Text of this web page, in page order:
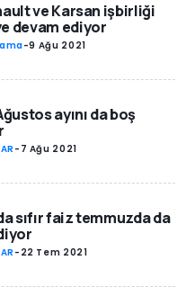
ve Karsan işbirliği
devam ediyor
-9 Ağu 2021
ayını da boş
- 7 Ağu 2021
sıfır faiz temmuzda da
- 22 Tem 2021